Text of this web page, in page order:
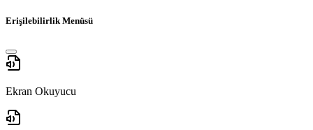
Erişilebilirlik Menüsü
Ekran Okuyucu